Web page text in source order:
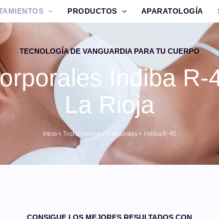
PRODUCTOS APARATOLOGÍA
TECNOLOGÍA DE VANGUARDIA PARA TU CUERPO
Indiba R-
La Rioja
Inicio» Tratamientos» Corporales» Indiba R-45